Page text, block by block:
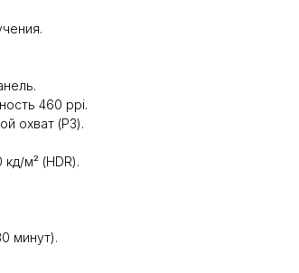
460 ppi.
охват (P3).
м² (HDR).
минут).